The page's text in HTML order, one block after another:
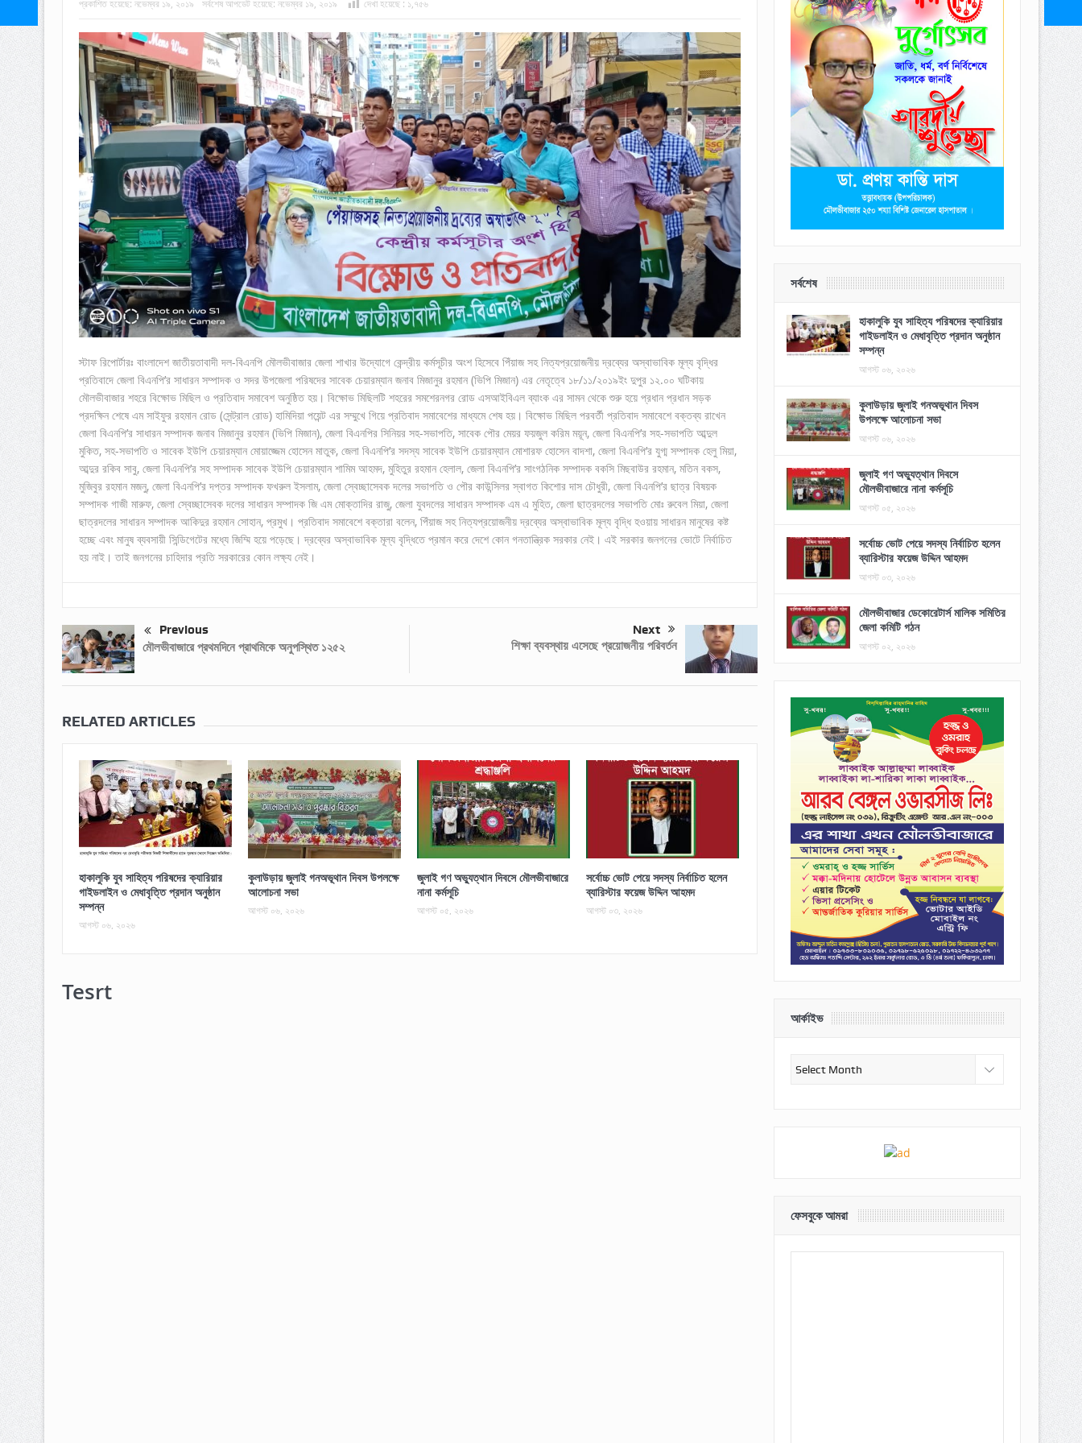
প্রকাশিত হয়েছে: নভেম্বর ১৯, ২০১৯ সর্বশেষ আপডেট হয়েছে: নভেম্বর ১৯, ২০১৯ দেখা হয়েছে : ১,৭৫৬
স্টাফ রিপোর্টারঃ বাংলাদেশ জাতীয়তাবাদী দল-বিএনপি মৌলভীবাজার জেলা শাখার উদ্যোগে কেন্দ্রীয় কর্মসূচীর অংশ হিসেবে পিঁয়াজ সহ নিত্যপ্রয়োজনীয় দ্রব্যের অস্বাভাবিক মূল্য বৃদ্ধির
প্রতিবাদে জেলা বিএনপি’র সাধারন সম্পাদক ও সদর উপজেলা পরিষদের সাবেক চেয়ারম্যান জনাব মিজানুর রহমান (ভিপি মিজান) এর নেতৃত্বে ১৮/১১/২০১৯ইং দুপুর ১২.০০ ঘটিকায়
মৌলভীবাজার শহরে বিক্ষোভ মিছিল ও প্রতিবাদ সমাবেশ অনুষ্ঠিত হয়। বিক্ষোভ মিছিলটি শহরের সমশেরনগর রোড এসআইবিএল ব্যাংক এর সামন থেকে শুরু হয়ে প্রধান প্রধান সড়ক
প্রদক্ষিন শেষে এম সাইফুর রহমান রোড (সেন্ট্রাল রোড) হামিদিয়া পয়েন্ট এর সম্মুখে গিয়ে প্রতিবাদ সমাবেশের মাধ্যমে শেষ হয়। বিক্ষোভ মিছিল পরবর্তী প্রতিবাদ সমাবেশে বক্তব্য রাখেন
জেলা বিএনপি’র সাধারন সম্পাদক জনাব মিজানুর রহমান (ভিপি মিজান), জেলা বিএনপির সিনিয়র সহ-সভাপতি, সাবেক পৌর মেয়র ফয়জুল করিম ময়ূন, জেলা বিএনপি’র সহ-সভাপতি আব্দুল
মুকিত, সহ-সভাপতি ও সাবেক ইউপি চেয়ারম্যান মোয়াজ্জেম হোসেন মাতুক, জেলা বিএনপি’র সদস্য সাবেক ইউপি চেয়ারম্যান মোশারফ হোসেন বাদশা, জেলা বিএনপি’র যুগ্ম সম্পাদক হেলু মিয়া,
আব্দুর রকিব সাবু, জেলা বিএনপি’র সহ সম্পাদক সাবেক ইউপি চেয়ারম্যান শামিম আহমদ, মুহিতুর রহমান হেলাল, জেলা বিএনপি’র সাংগঠনিক সম্পাদক বকসি মিছবাউর রহমান, মতিন বকস,
মুজিবুর রহমান মজনু, জেলা বিএনপি’র দপ্তর সম্পাদক ফখরুল ইসলাম, জেলা স্বেচ্ছাসেবক দলের সভাপতি ও পৌর কাউন্সিলর স্বাগত কিশোর দাস চৌধুরী, জেলা বিএনপি’র ছাত্র বিষয়ক
সম্পাদক গাজী মারুফ, জেলা স্বেচ্ছাসেবক দলের সাধারন সম্পাদক জি এম মোক্তাদির রাজু, জেলা যুবদলের সাধারন সম্পাদক এম এ মুহিত, জেলা ছাত্রদলের সভাপতি মোঃ রুবেল মিয়া, জেলা
ছাত্রদলের সাধারন সম্পাদক আকিদুর রহমান সোহান, প্রমুখ। প্রতিবাদ সমাবেশে বক্তারা বলেন, পিঁয়াজ সহ নিত্যপ্রয়োজনীয় দ্রব্যের অস্বাভাবিক মূল্য বৃদ্ধি হওয়ায় সাধারন মানুষের কষ্ট
হচ্ছে এবং মানুষ ব্যবসায়ী সিন্ডিগেটের মধ্যে জিম্মি হয়ে পড়েছে। দ্রব্যের অস্বাভাবিক মূল্য বৃদ্ধিতে প্রমান করে দেশে কোন গনতান্ত্রিক সরকার নেই। এই সরকার জনগনের ভোটে নির্বাচিত
হয় নাই। তাই জনগনের চাহিদার প্রতি সরকারের কোন লক্ষ্য নেই।
Previous
মৌলভীবাজারে প্রথমদিনে প্রাথমিকে অনুপস্থিত ১২৫২
Next
শিক্ষা ব্যবস্থায় এসেছে প্রয়োজনীয় পরিবর্তন
RELATED ARTICLES
হাকালুকি যুব সাহিত্য পরিষদের ক্যারিয়ার
গাইডলাইন ও মেধাবৃত্তি প্রদান অনুষ্ঠান
সম্পন্ন
আগস্ট ০৬, ২০২৬
কুলাউড়ায় জুলাই গনঅভূথান দিবস উপলক্ষে
আলোচনা সভা
আগস্ট ০৬, ২০২৬
জুলাই গণ অভ্যুত্থান দিবসে মৌলভীবাজারে
নানা কর্মসূচি
আগস্ট ০৫, ২০২৬
সর্বোচ্চ ভোট পেয়ে সদস্য নির্বাচিত হলেন
ব্যারিস্টার ফয়েজ উদ্দিন আহমদ
আগস্ট ০৩, ২০২৬
Tesrt
সর্বশেষ
হাকালুকি যুব সাহিত্য পরিষদের ক্যারিয়ার
গাইডলাইন ও মেধাবৃত্তি প্রদান অনুষ্ঠান
সম্পন্ন
আগস্ট ০৬, ২০২৬
কুলাউড়ায় জুলাই গনঅভূথান দিবস
উপলক্ষে আলোচনা সভা
আগস্ট ০৬, ২০২৬
জুলাই গণ অভ্যুত্থান দিবসে
মৌলভীবাজারে নানা কর্মসূচি
আগস্ট ০৫, ২০২৬
সর্বোচ্চ ভোট পেয়ে সদস্য নির্বাচিত হলেন
ব্যারিস্টার ফয়েজ উদ্দিন আহমদ
আগস্ট ০৩, ২০২৬
মৌলভীবাজার ডেকোরেটার্স মালিক সমিতির
জেলা কমিটি গঠন
আগস্ট ০২, ২০২৬
আর্কাইভ
আর্কাইভ
ফেসবুকে আমরা